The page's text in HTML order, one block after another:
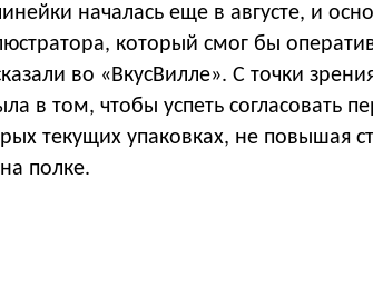
началась еще в августе, и
который смог бы
во «ВкусВилле». С точки
в том, чтобы успеть согласовать
текущих упаковках, не повышая
полке.